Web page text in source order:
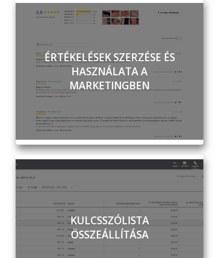
ÉRTÉKELÉSEK SZERZÉSE ÉS
HASZNÁLATA A
MARKETINGBEN
KULCSSZÓLISTA
ÖSSZEÁLLÍTÁSA